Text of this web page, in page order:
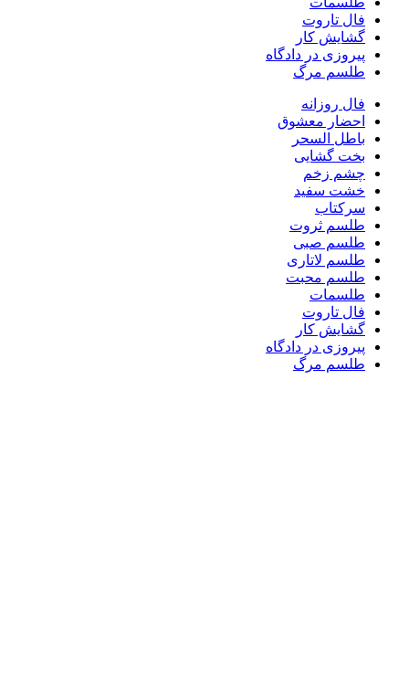
فال تاروت
گشایش کار
پیروزی در دادگاه
طلسم مرگ
فال روزانه
احضار معشوق
باطل السحر
بخت گشایی
چشم زخم
خشت سفید
سرکتاب
طلسم ثروت
طلسم صبی
طلسم لاتاری
طلسم محبت
طلسمات
فال تاروت
گشایش کار
پیروزی در دادگاه
طلسم مرگ